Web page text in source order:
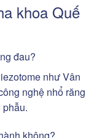
khoa Quế
đau?
như Vân
nghệ nhổ răng
không?